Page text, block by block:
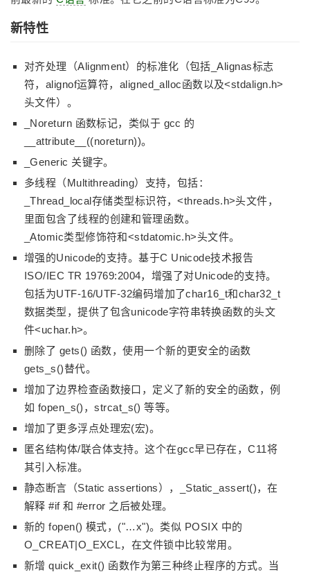
新特性
对齐处理（Alignment）的标准化（包括_Alignas标志
符，alignof运算符，aligned_alloc函数以及<stdalign.h>
头文件）。
_Noreturn 函数标记，类似于 gcc 的
__attribute__((noreturn))。
_Generic 关键字。
多线程（Multithreading）支持，包括：
_Thread_local存储类型标识符，<threads.h>头文件，
里面包含了线程的创建和管理函数。
_Atomic类型修饰符和<stdatomic.h>头文件。
增强的Unicode的支持。基于C Unicode技术报告
ISO/IEC TR 19769:2004，增强了对Unicode的支持。
包括为UTF-16/UTF-32编码增加了char16_t和char32_t
数据类型，提供了包含unicode字符串转换函数的头文
件<uchar.h>。
删除了 gets() 函数，使用一个新的更安全的函数
gets_s()替代。
增加了边界检查函数接口，定义了新的安全的函数，例
如 fopen_s()，strcat_s() 等等。
增加了更多浮点处理宏(宏)。
匿名结构体/联合体支持。这个在gcc早已存在，C11将
其引入标准。
静态断言（Static assertions），_Static_assert()，在
解释 #if 和 #error 之后被处理。
新的 fopen() 模式，("…x")。类似 POSIX 中的
O_CREAT|O_EXCL，在文件锁中比较常用。
新增 quick_exit() 函数作为第三种终止程序的方式。当